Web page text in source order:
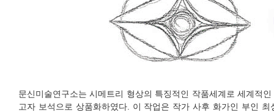
문신미술연구소는 시메트리 형상의 특징적인 작품세계로 세계적
고자 보석으로 상품화하였다. 이 작업은 작가 사후 화가인 부인